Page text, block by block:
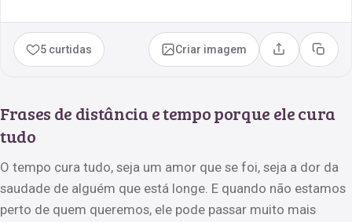
5 curtidas Criar imagem Compartilhar
Copiar
Frases de distância e tempo porque ele cura
tudo
O tempo cura tudo, seja um amor que se foi, seja a dor da
saudade de alguém que está longe. E quando não estamos
perto de quem queremos, ele pode passar muito mais